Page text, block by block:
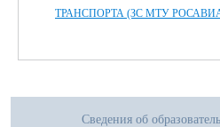
ТРАНСПОРТА (ЗС МТУ
Сведения об